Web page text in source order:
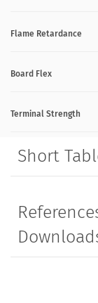
Flame Retardance
Board Flex
Terminal Strength
Short